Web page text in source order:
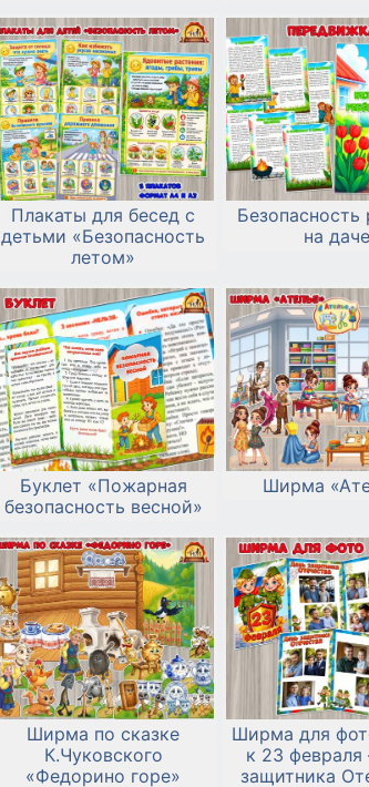
Плакаты для бесед с
детьми «Безопасность
летом»
Безопасность
на даче
Буклет «Пожарная
безопасность весной»
Ширма
Ширма по сказке
К.Чуковского
«Федорино горе»
Ширма для
к 23
защитника